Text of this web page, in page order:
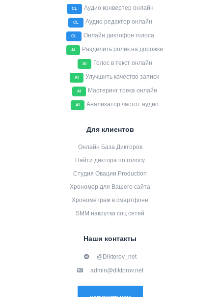
CL Аудио конвертер онлайн
CL Аудио редактор онлайн
CL Онлайн диктофон голоса
AI Разделить ролик на дорожки
AI Голос в текст онлайн
AI Улучшить качество записи
AI Мастеринг трека онлайн
AI Анализатор частот аудио
Для клиентов
Онлайн База Дикторов
Найти диктора по голосу
Студия Овации Production
Хрономер для Вашего сайта
Хронометраж в смартфоне
SMM накрутка соц сетей
Наши контакты
@Diktorov_net
admin@diktorov.net